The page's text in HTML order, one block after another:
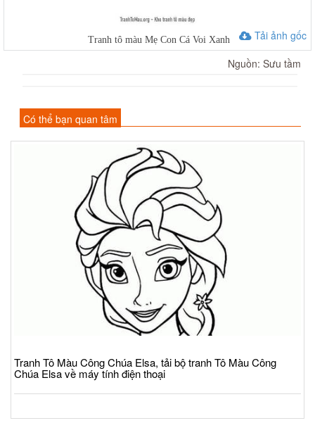
Tải ảnh gốc
Tranh tô màu Mẹ Con Cá Voi Xanh
Nguồn: Sưu tầm
Có thể bạn quan tâm
Tranh Tô Màu Công Chúa Elsa, tải bộ tranh Tô Màu Công
Chúa Elsa về máy tính điện thoại